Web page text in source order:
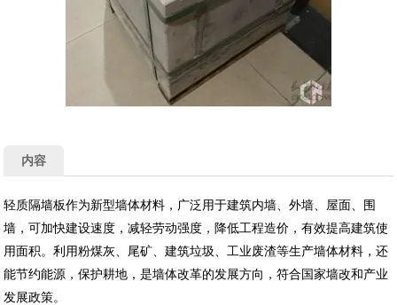
内容
轻质隔墙板作为新型墙体材料，广泛用于建筑内墙、外墙、屋面、围
墙，可加快建设速度，减轻劳动强度，降低工程造价，有效提高建筑使
用面积。利用粉煤灰、尾矿、建筑垃圾、工业废渣等生产墙体材料，还
能节约能源，保护耕地，是墙体改革的发展方向，符合国家墙改和产业
发展政策。